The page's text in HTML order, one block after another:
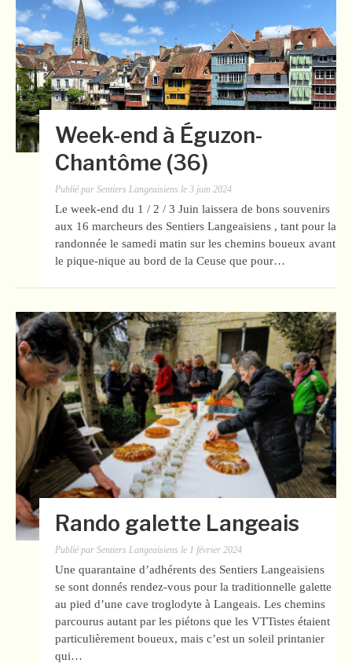
Week-end à Éguzon-
Chantôme (36)
Publié par Sentiers Langeaisiens le 3 juin 2024
Le week-end du 1 / 2 / 3 Juin laissera de bons souvenirs
aux 16 marcheurs des Sentiers Langeaisiens , tant pour la
randonnée le samedi matin sur les chemins boueux avant
le pique-nique au bord de la Ceuse que pour…
Rando galette Langeais
Publié par Sentiers Langeaisiens le 1 février 2024
Une quarantaine d’adhérents des Sentiers Langeaisiens
se sont donnés rendez-vous pour la traditionnelle galette
au pied d’une cave troglodyte à Langeais. Les chemins
parcourus autant par les piétons que les VTTistes étaient
particulièrement boueux, mais c’est un soleil printanier
qui…